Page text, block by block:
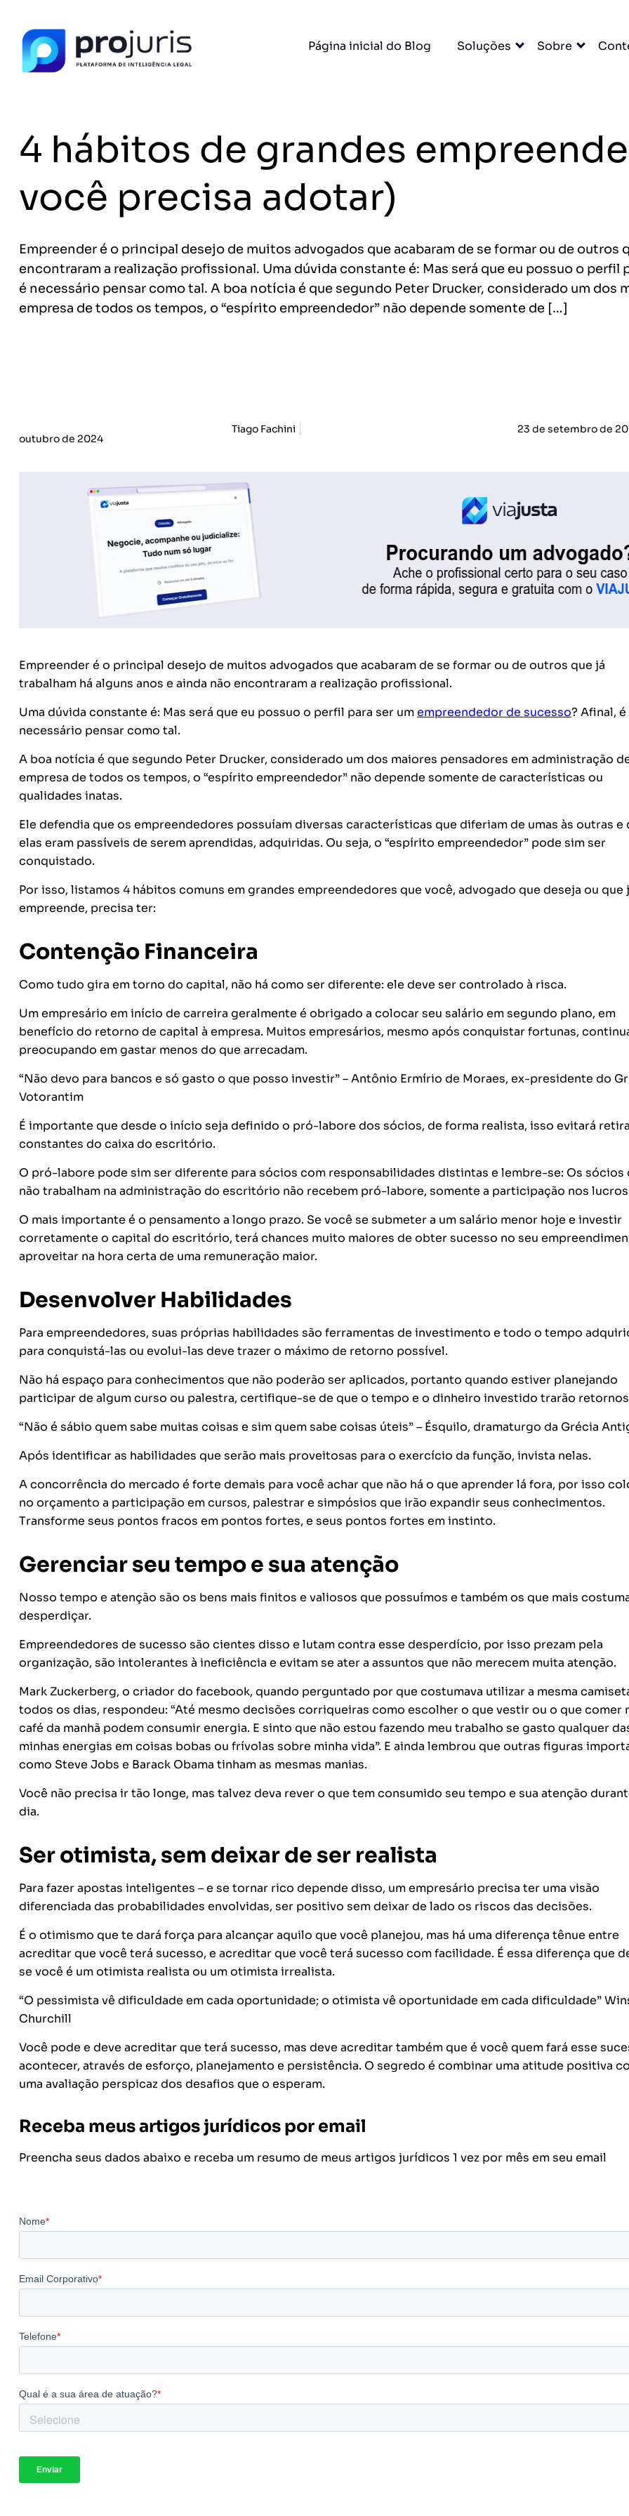
Página inicial do Blog Soluções Sobre
4 hábitos de grandes
você precisa adotar)
Empreender é o principal desejo de muitos advogados que acabaram de se formar ou de outros
encontraram a realização profissional. Uma dúvida constante é: Mas será que eu possuo o perfil
é necessário pensar como tal. A boa notícia é que segundo Peter Drucker, considerado um dos
empresa de todos os tempos, o “espírito empreendedor” não depende somente de […]
Tiago Fachini 23 de setembro de
outubro de 2024
Empreender é o principal desejo de muitos advogados que acabaram de se formar ou de outros que já
trabalham há alguns anos e ainda não encontraram a realização profissional.
Uma dúvida constante é: Mas será que eu possuo o perfil para ser umempreendedor de sucesso? Afinal, é
necessário pensar como tal.
A boa notícia é que segundo Peter Drucker, considerado um dos maiores pensadores em administração
empresa de todos os tempos, o “espírito empreendedor” não depende somente de características ou
qualidades inatas.
Ele defendia que os empreendedores possuíam diversas características que diferiam de umas às outras e
elas eram passíveis de serem aprendidas, adquiridas. Ou seja, o “espírito empreendedor” pode sim ser
conquistado.
Por isso, listamos 4 hábitos comuns em grandes empreendedores que você, advogado que deseja ou que
empreende, precisa ter:
Contenção Financeira
Como tudo gira em torno do capital, não há como ser diferente: ele deve ser controlado à risca.
Um empresário em início de carreira geralmente é obrigado a colocar seu salário em segundo plano, em
benefício do retorno de capital à empresa. Muitos empresários, mesmo após conquistar fortunas,
preocupando em gastar menos do que arrecadam.
“Não devo para bancos e só gasto o que posso investir” – Antônio Ermírio de Moraes, ex-presidente do
Votorantim
É importante que desde o início seja definido o pró-labore dos sócios, de forma realista, isso evitará
constantes do caixa do escritório.
O pró-labore pode sim ser diferente para sócios com responsabilidades distintas e lembre-se: Os sócios
não trabalham na administração do escritório não recebem pró-labore, somente a participação nos
O mais importante é o pensamento a longo prazo. Se você se submeter a um salário menor hoje e investir
corretamente o capital do escritório, terá chances muito maiores de obter sucesso no seu
aproveitar na hora certa de uma remuneração maior.
Desenvolver Habilidades
Para empreendedores, suas próprias habilidades são ferramentas de investimento e todo o tempo
para conquistá-las ou evolui-las deve trazer o máximo de retorno possível.
Não há espaço para conhecimentos que não poderão ser aplicados, portanto quando estiver planejando
participar de algum curso ou palestra, certifique-se de que o tempo e o dinheiro investido trarão
“Não é sábio quem sabe muitas coisas e sim quem sabe coisas úteis” – Ésquilo, dramaturgo da Grécia
Após identificar as habilidades que serão mais proveitosas para o exercício da função, invista nelas.
A concorrência do mercado é forte demais para você achar que não há o que aprender lá fora, por isso
no orçamento a participação em cursos, palestrar e simpósios que irão expandir seus conhecimentos.
Transforme seus pontos fracos em pontos fortes, e seus pontos fortes em instinto.
Gerenciar seu tempo e sua atenção
Nosso tempo e atenção são os bens mais finitos e valiosos que possuímos e também os que mais
desperdiçar.
Empreendedores de sucesso são cientes disso e lutam contra esse desperdício, por isso prezam pela
organização, são intolerantes à ineficiência e evitam se ater a assuntos que não merecem muita atenção.
Mark Zuckerberg, o criador do facebook, quando perguntado por que costumava utilizar a mesma
todos os dias, respondeu: “Até mesmo decisões corriqueiras como escolher o que vestir ou o que comer
café da manhã podem consumir energia. E sinto que não estou fazendo meu trabalho se gasto qualquer
minhas energias em coisas bobas ou frívolas sobre minha vida”. E ainda lembrou que outras figuras
como Steve Jobs e Barack Obama tinham as mesmas manias.
Você não precisa ir tão longe, mas talvez deva rever o que tem consumido seu tempo e sua atenção
dia.
Ser otimista, sem deixar de ser realista
Para fazer apostas inteligentes – e se tornar rico depende disso, um empresário precisa ter uma visão
diferenciada das probabilidades envolvidas, ser positivo sem deixar de lado os riscos das decisões.
É o otimismo que te dará força para alcançar aquilo que você planejou, mas há uma diferença tênue entre
acreditar que você terá sucesso, e acreditar que você terá sucesso com facilidade. É essa diferença que
se você é um otimista realista ou um otimista irrealista.
“O pessimista vê dificuldade em cada oportunidade; o otimista vê oportunidade em cada dificuldade”
Churchill
Você pode e deve acreditar que terá sucesso, mas deve acreditar também que é você quem fará esse
acontecer, através de esforço, planejamento e persistência. O segredo é combinar uma atitude positiva
uma avaliação perspicaz dos desafios que o esperam.
Receba meus artigos jurídicos por email
Preencha seus dados abaixo e receba um resumo de meus artigos jurídicos 1 vez por mês em seu email
Petições, cálculo de honorários e ROI do seu escritório. Tudo
com IA e 100% gratuito.
Gerador de Petição
JS AR +14.000 juristas
já acessaram as ferramentas